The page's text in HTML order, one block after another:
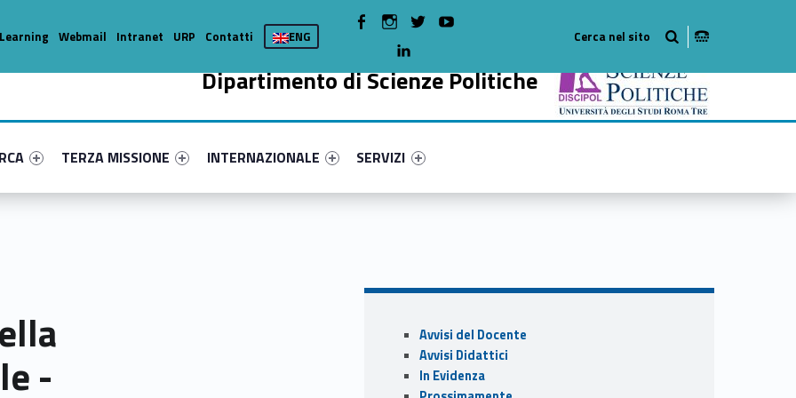
Dipartimento di Scienze Politiche
primary-57848-15
#link-menu-primary-2906-37
Link identifier #link-menu-primary-79898-49
TERZA MISSIONE
Link identifier #link-menu-primary-97172-54
INTERNAZIONALE
Link identifier #link-menu-primary-12635-65
SERVIZI
Webmail Intranet URP Contatti ENG
WebMan on Facebook
WebMan on Instagram
WebMan on twitter
-
Sidebar
Avvisi del Docente
Avvisi Didattici
In Evidenza